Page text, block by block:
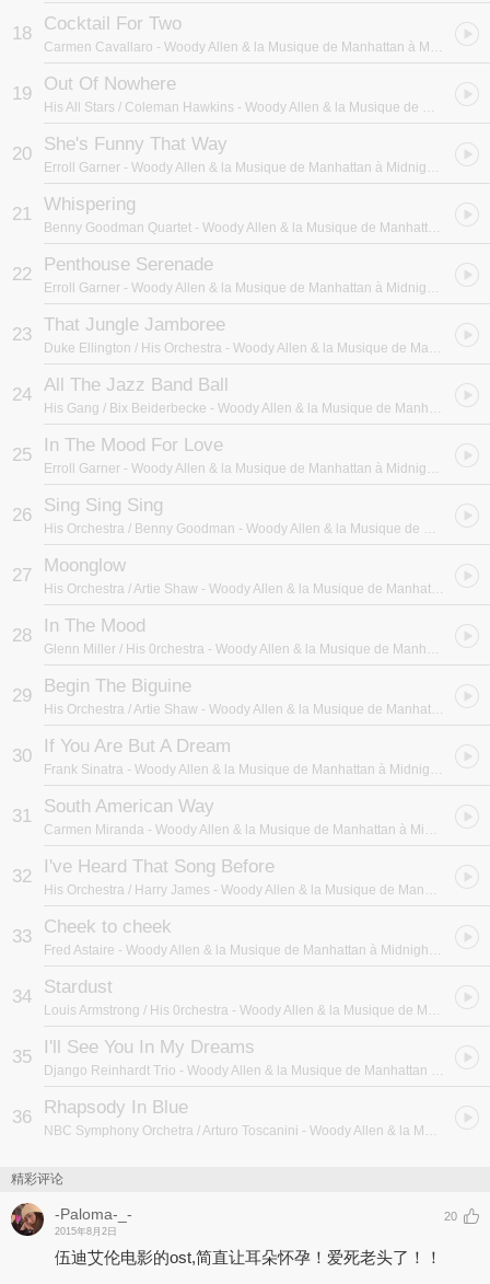
18 Cocktail For Two
Carmen Cavallaro - Woody Allen & la Musique de Manhattan à Midnight in Paris
19 Out Of Nowhere
His All Stars / Coleman Hawkins - Woody Allen & la Musique de Manhattan à Midnight in Paris
20 She's Funny That Way
Erroll Garner - Woody Allen & la Musique de Manhattan à Midnight in Paris
21 Whispering
Benny Goodman Quartet - Woody Allen & la Musique de Manhattan à Midnight in Paris
22 Penthouse Serenade
Erroll Garner - Woody Allen & la Musique de Manhattan à Midnight in Paris
23 That Jungle Jamboree
Duke Ellington / His Orchestra - Woody Allen & la Musique de Manhattan à Midnight in Paris
24 All The Jazz Band Ball
His Gang / Bix Beiderbecke - Woody Allen & la Musique de Manhattan à Midnight in Paris
25 In The Mood For Love
Erroll Garner - Woody Allen & la Musique de Manhattan à Midnight in Paris
26 Sing Sing Sing
His Orchestra / Benny Goodman - Woody Allen & la Musique de Manhattan à Midnight in Paris
27 Moonglow
His Orchestra / Artie Shaw - Woody Allen & la Musique de Manhattan à Midnight in Paris
28 In The Mood
Glenn Miller / His 0rchestra - Woody Allen & la Musique de Manhattan à Midnight in Paris
29 Begin The Biguine
His Orchestra / Artie Shaw - Woody Allen & la Musique de Manhattan à Midnight in Paris
30 If You Are But A Dream
Frank Sinatra - Woody Allen & la Musique de Manhattan à Midnight in Paris
31 South American Way
Carmen Miranda - Woody Allen & la Musique de Manhattan à Midnight in Paris
32 I've Heard That Song Before
His Orchestra / Harry James - Woody Allen & la Musique de Manhattan à Midnight in Paris
33 Cheek to cheek
Fred Astaire - Woody Allen & la Musique de Manhattan à Midnight in Paris
34 Stardust
Louis Armstrong / His 0rchestra - Woody Allen & la Musique de Manhattan à Midnight in Paris
35 I'll See You In My Dreams
Django Reinhardt Trio - Woody Allen & la Musique de Manhattan à Midnight in Paris
36 Rhapsody In Blue
NBC Symphony Orchetra / Arturo Toscanini - Woody Allen & la Musique de Manhattan à Midnight in Paris
精彩评论
-Paloma-_-
2015年8月2日
20
伍迪艾伦电影的ost,简直让耳朵怀孕！爱死老头了！！